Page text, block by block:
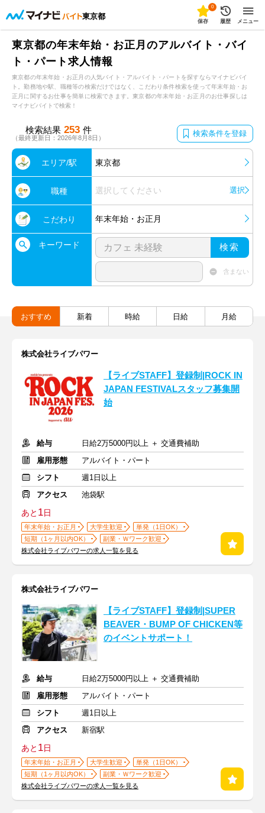
東京都
0
保存 履歴 メニュー
東京都の年末年始・お正月のアルバイト・バイ
ト・パート求人情報
東京都の年末年始・お正月の人気バイト・アルバイト・パートを探すならマイナビバイ
ト。勤務地や駅、職種等の検索だけではなく、こだわり条件検索を使って年末年始・お
正月に関するお仕事を簡単に検索できます。東京都の年末年始・お正月のお仕事探しは
マイナビバイトで検索！
検索結果 253 件
（最終更新日：2026年8月8日） 検索条件を登録
エリア/駅 東京都
職種 選択してください 選択
こだわり 年末年始・お正月
キーワード 検索
含まない
おすすめ 新着 時給 日給 月給
株式会社ライブパワー
【ライブSTAFF】登録制|ROCK IN
JAPAN FESTIVALスタッフ募集開
始
給与
日給2万5000円以上 ＋ 交通費補助
雇用形態
アルバイト・パート
シフト
週1日以上
アクセス
池袋駅
あと 1日
年末年始・お正月 大学生歓迎
単発（1日OK）
短期（1ヶ月以内OK）
副業・Ｗワーク歓迎
株式会社ライブパワーの求人一覧を見る
株式会社ライブパワー
【ライブSTAFF】登録制|SUPER
BEAVER・BUMP OF CHICKEN等
のイベントサポート！
給与
日給2万5000円以上 ＋ 交通費補助
雇用形態
アルバイト・パート
シフト
週1日以上
アクセス
新宿駅
あと 1日
年末年始・お正月 大学生歓迎
単発（1日OK）
短期（1ヶ月以内OK）
副業・Ｗワーク歓迎
株式会社ライブパワーの求人一覧を見る